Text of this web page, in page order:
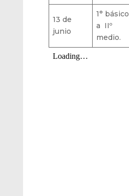
13 de
junio
1° básico
a IIº
medio.